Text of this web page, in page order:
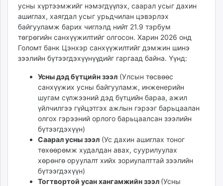
isee.mn
mglradio.com
fact.mn
itoim.mn
tumen.mn
times.mn
tvmongolia.mn
mass.mn
unegui.mn
assa.mn
toim.mn
paparazzi.mn
unread.today
усны хүртээмжийг нэмэгдүүлэх, саарал усыг дахин
ашиглах, хаягдал усыг урьдчилан цэвэрлэх
байгууламж барих чиглэлд нийт 21.9 тэрбум
төгрөгийн санхүүжилтийг олгосон. Харин 2026 онд
Голомт банк Цэнхэр санхүүжилтийг дэмжин шинэ
зээлийн бүтээгдэхүүнүүдийг гаргаад байна. Үүнд:
Усны дэд бүтцийн зээл (Улсын төсвөөс
санхүүжих усны байгууламж, инженерийн
шугам сүлжээний дэд бүтцийн бараа, ажил
үйлчилгээ гүйцэтгэх ажлын гэрээг барьцаалан
олгох гэрээний орлого барьцаалсан зээлийн
бүтээгдэхүүн)
Саарал усны зээл (Ус дахин ашиглах тоног
төхөөрөмж худалдан авах, суурилуулах
хөрөнгө оруулалт хийх зориулалттай зээлийн
бүтээгдэхүүн)
Тогтвортой усан хангамжийн зээл (Усны